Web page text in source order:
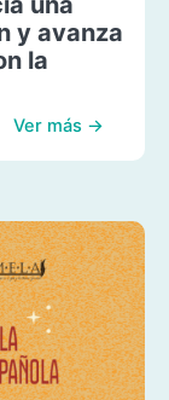
y avanza
la
Ver más →